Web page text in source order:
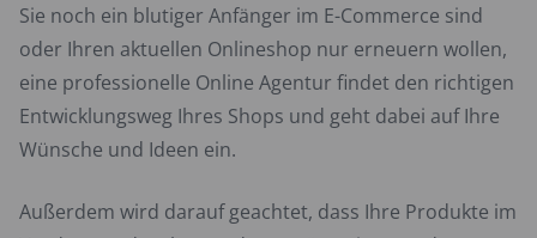
Sie noch ein blutiger Anfänger im E-Commerce sind
oder Ihren aktuellen Onlineshop nur erneuern wollen,
eine professionelle Online Agentur findet den richtigen
Entwicklungsweg Ihres Shops und geht dabei auf Ihre
Wünsche und Ideen ein.
Außerdem wird darauf geachtet, dass Ihre Produkte im